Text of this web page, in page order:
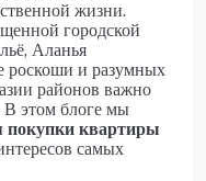
жизни.
городской
Аланья
роскоши и разумных
районов важно
В этом блоге мы
квартиры
самых